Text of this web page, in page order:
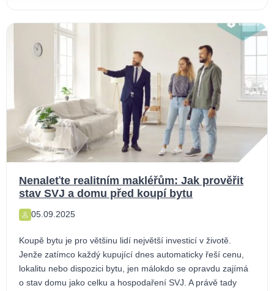
Nenaleťte realitním makléřům: Jak prověřit
stav SVJ a domu před koupí bytu
05.09.2025
Koupě bytu je pro většinu lidí největší investicí v životě.
Jenže zatímco každý kupující dnes automaticky řeší cenu,
lokalitu nebo dispozici bytu, jen málokdo se opravdu zajímá
o stav domu jako celku a hospodaření SVJ. A právě tady